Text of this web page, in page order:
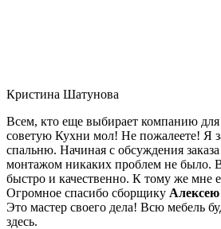
Кристина Шатунова
Всем, кто еще выбирает компанию для
советую Кухни мол! Не пожалеете! Я
спальню. Начиная с обсуждения
монтажом никаких проблем не было.
быстро и качественно. К тому же мне
Огромное спасибо сборщику Алексею
Это мастер своего дела! Всю мебель
здесь.